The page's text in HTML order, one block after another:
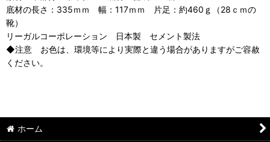
底材の長さ：335ｍｍ 幅：117ｍｍ 片足：約460ｇ（28ｃｍの
靴）
リーガルコーポレーション 日本製 セメント製法
◆注意 お色は、環境等により実際と違う場合がありますがご容赦
ください。
ホーム